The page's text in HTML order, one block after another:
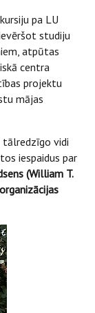
pa LU
studiju
atpūtas
centra
projektu
mājas
tālredzīgo vidi
iespaidus par
(William T.